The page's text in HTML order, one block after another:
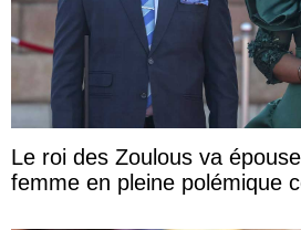
Le roi des Zoulous va
femme en pleine polémique